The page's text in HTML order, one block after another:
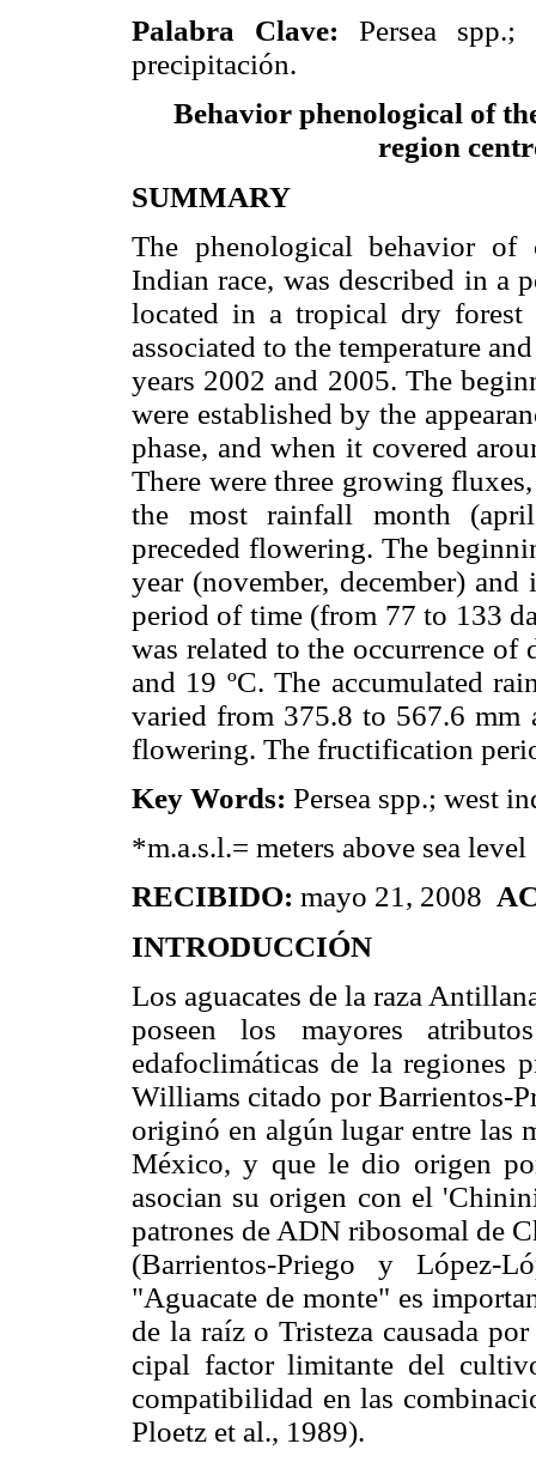
Palabra Clave: Persea spp.;
precipitación.
Behavior phenological of
region
SUMMARY
The phenological behavior of
Indian race, was described in a
located in a tropical dry forest
associated to the temperature
years 2002 and 2005. The
were established by the
phase, and when it covered
There were three growing
the most rainfall month
preceded flowering. The
year (november, december)
period of time (from 77 to 133
was related to the occurrence of
and 19 ºC. The accumulated
varied from 375.8 to 567.6
flowering. The fructification
Key Words: Persea spp.; west
*m.a.s.l.= meters above sea level
RECIBIDO: mayo 21, 2008
INTRODUCCIÓN
Los aguacates de la raza
poseen los mayores
edafoclimáticas de la regiones
Williams citado por Barrientos-
originó en algún lugar entre las
México, y que le dio origen
asocian su origen con el
patrones de ADN ribosomal de
(Barrientos-Priego y
"Aguacate de monte" es
de la raíz o Tristeza causada
cipal factor limitante del
compatibilidad en las
Ploetz et al., 1989).